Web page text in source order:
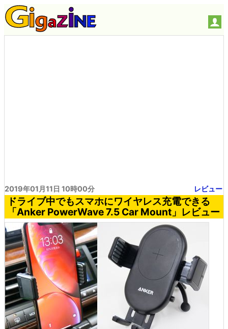
2019年01月11日 10時00分 レビュー
ドライブ中でもスマホにワイヤレス充電できる
「Anker PowerWave 7.5 Car Mount」レビュー